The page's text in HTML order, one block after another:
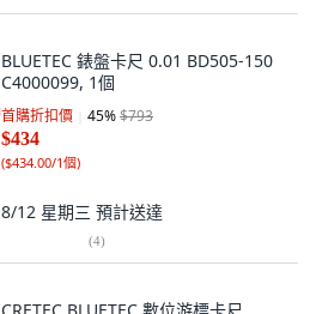
BLUETEC 錶盤卡尺 0.01 BD505-150
C4000099, 1個
首購折扣價 45%$793
$434
($434.00/1個)
8/12 星期三 預計送達
(4)